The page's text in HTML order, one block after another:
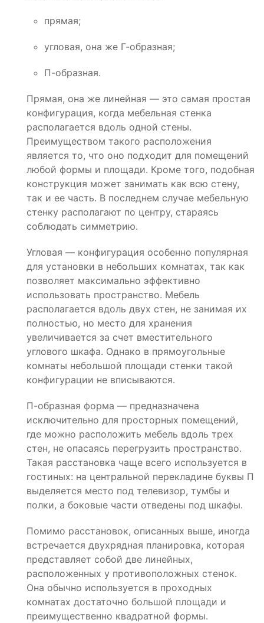
прямая;
угловая, она же Г-образная;
П-образная.
Прямая, она же линейная — это самая простая
конфигурация, когда мебельная стенка
располагается вдоль одной стены.
Преимуществом такого расположения
является то, что оно подходит для помещений
любой формы и площади. Кроме того, подобная
конструкция может занимать как всю стену,
так и ее часть. В последнем случае мебельную
стенку располагают по центру, стараясь
соблюдать симметрию.
Угловая — конфигурация особенно популярная
для установки в небольших комнатах, так как
позволяет максимально эффективно
использовать пространство. Мебель
располагается вдоль двух стен, не занимая их
полностью, но место для хранения
увеличивается за счет вместительного
углового шкафа. Однако в прямоугольные
комнаты небольшой площади стенки такой
конфигурации не вписываются.
П-образная форма — предназначена
исключительно для просторных помещений,
где можно расположить мебель вдоль трех
стен, не опасаясь перегрузить пространство.
Такая расстановка чаще всего используется в
гостиных: на центральной перекладине буквы П
выделяется место под телевизор, тумбы и
полки, а боковые части отведены под шкафы.
Помимо расстановок, описанных выше, иногда
встречается двухрядная планировка, которая
представляет собой две линейных,
расположенных у противоположных стенок.
Она обычно используется в проходных
комнатах достаточно большой площади и
преимущественно квадратной формы.